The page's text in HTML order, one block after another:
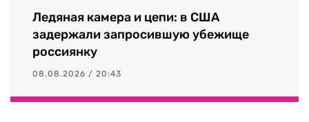
Ледяная камера и цепи: в США
задержали запросившую убежище
россиянку
08.08.2026 / 20:43